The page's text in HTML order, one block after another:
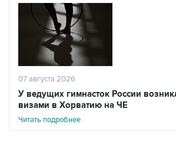
07 августа 2026
У ведущих гимнасток России
визами в Хорватию на ЧЕ
Читать подробнее